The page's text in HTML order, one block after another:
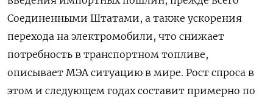
Соединенными Штатами, а также ускорения
перехода на электромобили, что снижает
потребность в транспортном топливе,
описывает МЭА ситуацию в мире. Рост спроса в
этом и следующем годах составит примерно по